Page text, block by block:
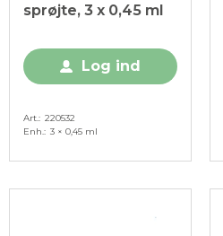
sprøjte, 3 x 0,45 ml
Log ind
Art. 220532
Enh. 3 × 0,45 ml